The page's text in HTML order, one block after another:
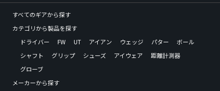
すべてのギアから探す
カテゴリから製品を探す
ドライバー
FW UT アイアン ウェッジ パター
ボール
シャフト
グリップ シューズ アイウェア
距離計測器
グローブ
メーカーから探す